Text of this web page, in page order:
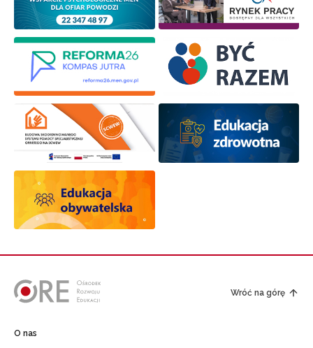
Wróć na górę
O nas